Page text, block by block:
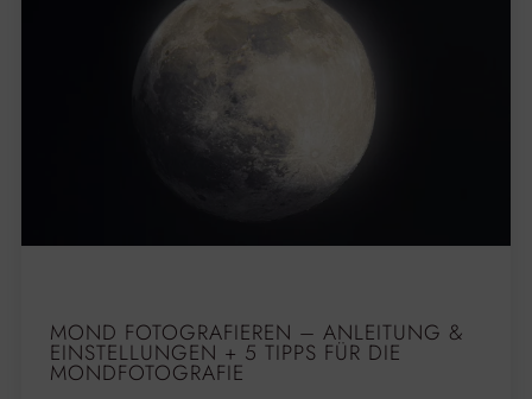
MOND FOTOGRAFIEREN – ANLEITUNG &
EINSTELLUNGEN + 5 TIPPS FÜR DIE
MONDFOTOGRAFIE